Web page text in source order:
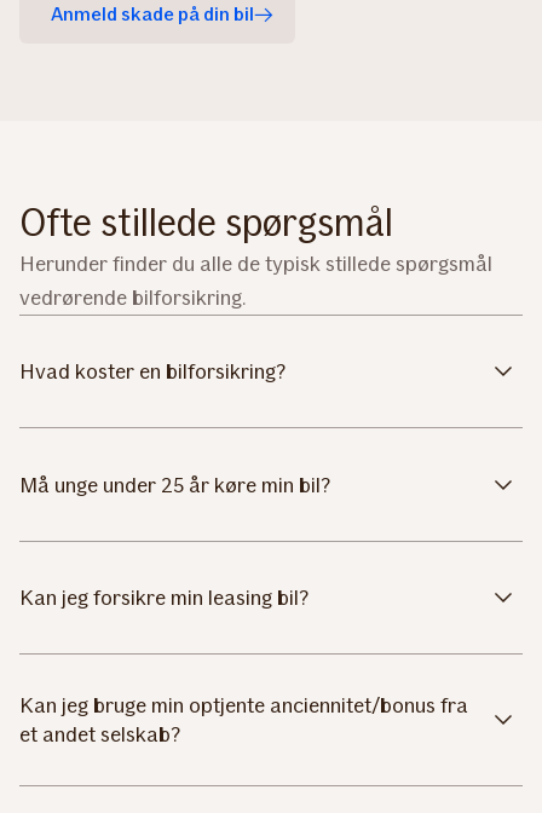
Anmeld skade på din bil
Ofte stillede spørgsmål
Herunder finder du alle de typisk stillede spørgsmål
vedrørende bilforsikring.
Hvad koster en bilforsikring?
Må unge under 25 år køre min bil?
Kan jeg forsikre min leasing bil?
Kan jeg bruge min optjente anciennitet/bonus fra
et andet selskab?